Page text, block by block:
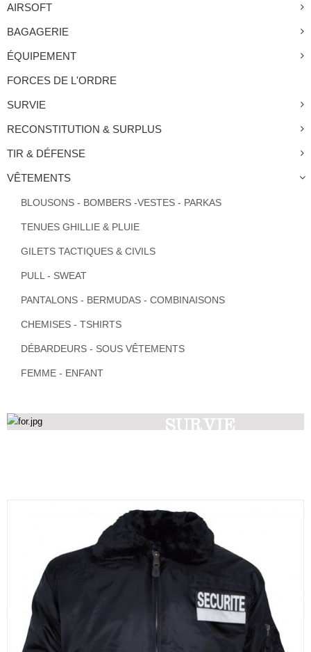
AIRSOFT
BAGAGERIE
ÉQUIPEMENT
FORCES DE L'ORDRE
SURVIE
RECONSTITUTION & SURPLUS
TIR & DÉFENSE
VÊTEMENTS
BLOUSONS - BOMBERS -VESTES - PARKAS
TENUES GHILLIE & PLUIE
GILETS TACTIQUES & CIVILS
PULL - SWEAT
PANTALONS - BERMUDAS - COMBINAISONS
CHEMISES - TSHIRTS
DÉBARDEURS - SOUS VÊTEMENTS
FEMME - ENFANT
SURVIE